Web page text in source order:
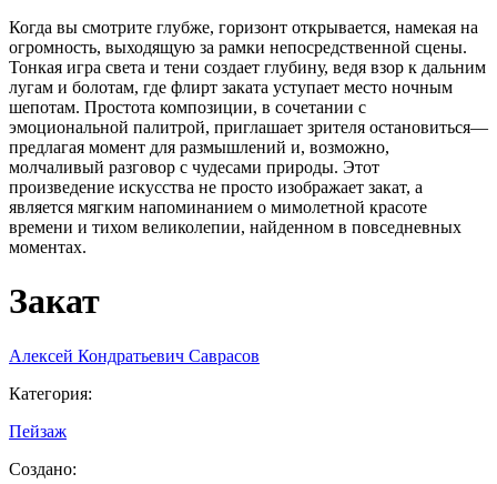
Когда вы смотрите глубже, горизонт открывается, намекая на
огромность, выходящую за рамки непосредственной сцены.
Тонкая игра света и тени создает глубину, ведя взор к дальним
лугам и болотам, где флирт заката уступает место ночным
шепотам. Простота композиции, в сочетании с
эмоциональной палитрой, приглашает зрителя остановиться—
предлагая момент для размышлений и, возможно,
молчаливый разговор с чудесами природы. Этот
произведение искусства не просто изображает закат, а
является мягким напоминанием о мимолетной красоте
времени и тихом великолепии, найденном в повседневных
моментах.
Закат
Алексей Кондратьевич Саврасов
Категория:
Пейзаж
Создано: